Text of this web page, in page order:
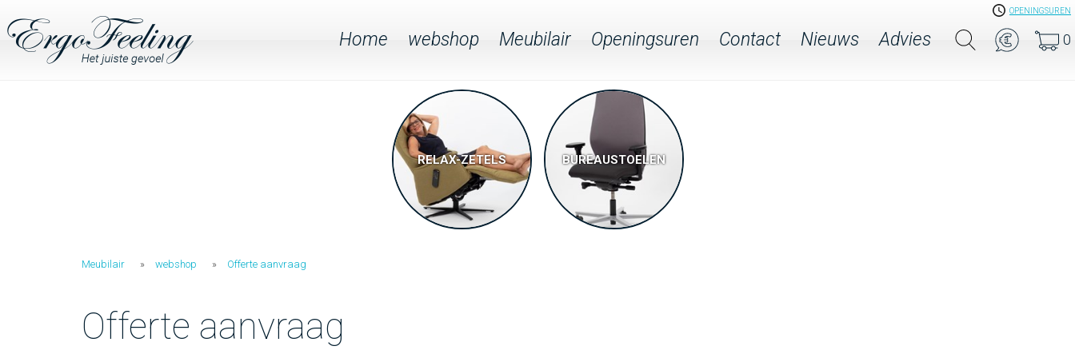
Home webshop Meubilair Openingsuren Contact Nieuws Advies 0
OPENINGSUREN
RELAX-ZETELS BUREAUSTOELEN
Meubilair webshop Offerte aanvraag
Offerte aanvraag